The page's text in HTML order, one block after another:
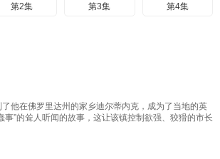
第2集 第3集 第4集
他在佛罗里达州的家乡迪尔蒂内克，成为了当地的英
事”的耸人听闻的故事，这让该镇控制欲强、狡猾的市长